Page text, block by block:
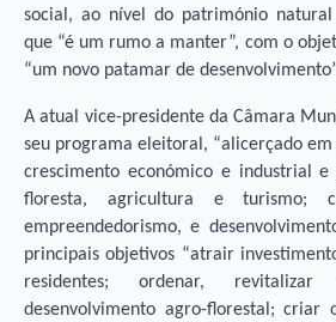
social, ao nível do património
que “é um rumo a manter”, com o
“um novo patamar de
A atual vice-presidente da Câmara
seu programa eleitoral, “alicerçado
crescimento económico e industrial
floresta, agricultura e turismo;
empreendedorismo, e
principais objetivos “atrair
residentes; ordenar,
desenvolvimento agro-florestal; criar